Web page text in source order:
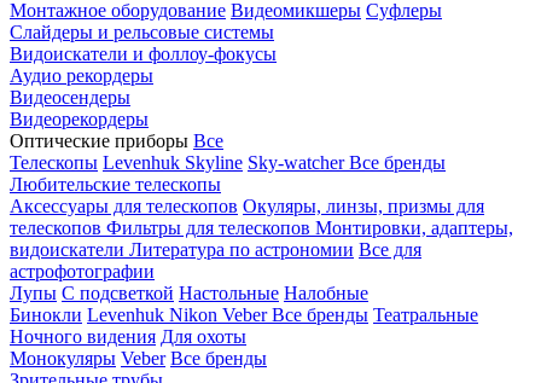
Монтажное оборудование Видеомикшеры Суфлеры
Слайдеры и рельсовые системы
Видоискатели и фоллоу-фокусы
Аудио рекордеры
Видеосендеры
Видеорекордеры
Оптические приборы Все
Телескопы Levenhuk Skyline Sky-watcherВсе бренды
Любительские телескопы
Аксессуары для телескопов Окуляры, линзы, призмы для
телескопов Фильтры для телескопов Монтировки, адаптеры,
видоискатели Литература по астрономии Все для
астрофотографии
Лупы С подсветкой Настольные Налобные
Бинокли Levenhuk Nikon VeberВсе бренды Театральные
Ночного видения Для охоты
Монокуляры Veber Все бренды